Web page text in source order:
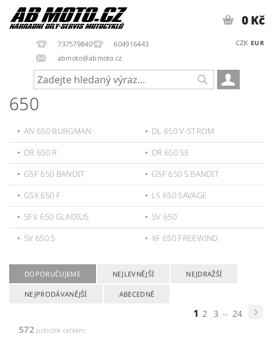
737579840
604916443
abmoto@abmoto.cz
CZK EUR
0 Kč
650
AN 650 BURGMAN
DL 650 V-STROM
DR 650 R
DR 650 SE
GSF 650 BANDIT
GSF 650 S BANDIT
GSX 650 F
LS 650 SAVAGE
SFV 650 GLADIUS
SV 650
SV 650 S
XF 650 FREEWIND
DOPORUČUJEME NEJLEVNĚJŠÍ NEJDRAŽŠÍ
NEJPRODÁVANĚJŠÍ ABECEDNĚ
1 2 3 ... 24
572položek celkem